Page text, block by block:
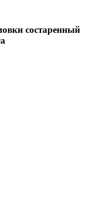
состаренный